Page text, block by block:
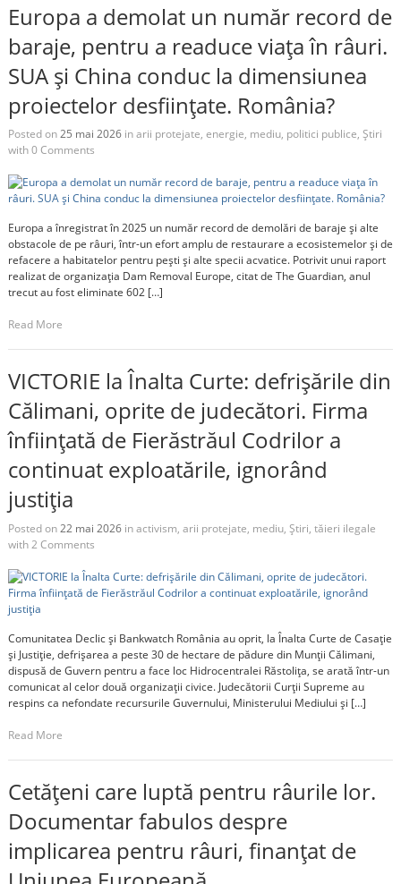
Europa a demolat un număr record de
baraje, pentru a readuce viața în râuri.
SUA și China conduc la dimensiunea
proiectelor desființate. România?
Posted on25 mai 2026inarii protejate, energie, mediu, politici publice, Știri
with0 Comments
Europa a înregistrat în 2025 un număr record de demolări de baraje și alte
obstacole de pe râuri, într-un efort amplu de restaurare a ecosistemelor și de
refacere a habitatelor pentru pești și alte specii acvatice. Potrivit unui raport
realizat de organizația Dam Removal Europe, citat de The Guardian, anul
trecut au fost eliminate 602 […]
Read More
VICTORIE la Înalta Curte: defrișările din
Călimani, oprite de judecători. Firma
înființată de Fierăstrăul Codrilor a
continuat exploatările, ignorând
justiția
Posted on22 mai 2026inactivism, arii protejate, mediu, Știri, tăieri ilegale
with2 Comments
Comunitatea Declic și Bankwatch România au oprit, la Înalta Curte de Casație
și Justiție, defrișarea a peste 30 de hectare de pădure din Munții Călimani,
dispusă de Guvern pentru a face loc Hidrocentralei Răstolița, se arată într-un
comunicat al celor două organizații civice. Judecătorii Curții Supreme au
respins ca nefondate recursurile Guvernului, Ministerului Mediului și […]
Read More
Cetățeni care luptă pentru râurile lor.
Documentar fabulos despre
implicarea pentru râuri, finanțat de